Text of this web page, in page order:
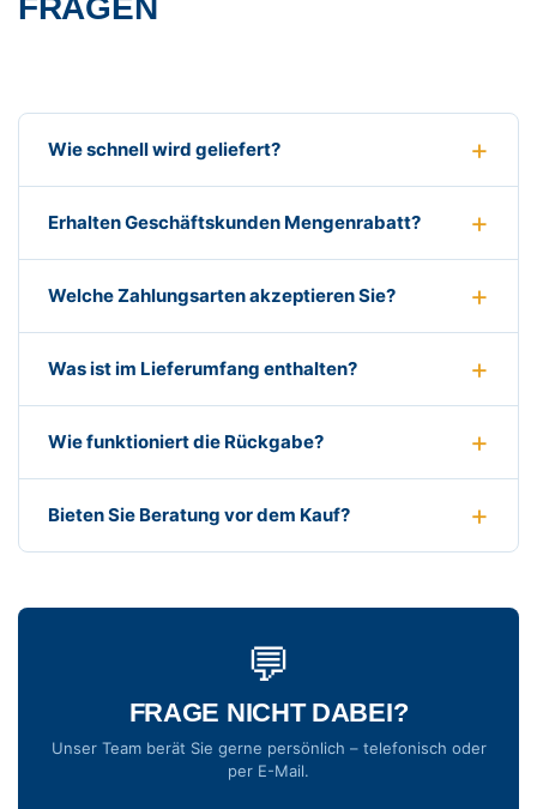
FRAGEN
Wie schnell wird geliefert?
Erhalten Geschäftskunden Mengenrabatt?
Welche Zahlungsarten akzeptieren Sie?
Was ist im Lieferumfang enthalten?
Wie funktioniert die Rückgabe?
Bieten Sie Beratung vor dem Kauf?
💬
FRAGE NICHT DABEI?
Unser Team berät Sie gerne persönlich – telefonisch oder
per E-Mail.